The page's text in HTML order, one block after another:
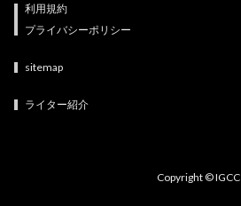
利用規約
プライバシーポリシー
sitemap
ライター紹介
Copyright © IGCC